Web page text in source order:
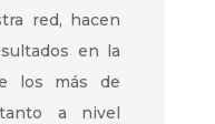
red, hacen
en la
los más de
a nivel